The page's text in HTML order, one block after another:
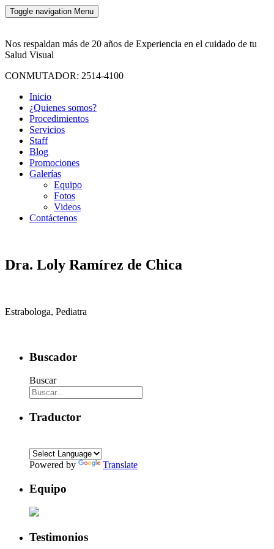
Toggle navigation Menu
Nos respaldan más de 20 años de Experiencia en el cuidado de tu
Salud Visual
CONMUTADOR: 2514-4100
Inicio
¿Quienes somos?
Procedimientos
Servicios
Staff
Blog
Promociones
Galerías
Equipo
Fotos
Videos
Contáctenos
Dra. Loly Ramírez de Chica
Estrabologa, Pediatra
Buscador
Buscar
Traductor
Powered by Translate
Equipo
Testimonios